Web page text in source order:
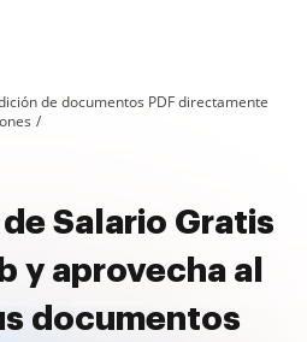
de documentos PDF directamente
de Salario Gratis
y aprovecha al
documentos